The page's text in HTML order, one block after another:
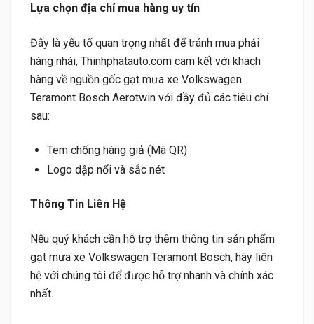
Lựa chọn địa chỉ mua hàng uy tín
Đây là yếu tố quan trọng nhất để tránh mua phải
hàng nhái, Thinhphatauto.com cam kết với khách
hàng về nguồn gốc gạt mưa xe Volkswagen
Teramont Bosch Aerotwin với đầy đủ các tiêu chí
sau:
Tem chống hàng giả (Mã QR)
Logo dập nổi và sắc nét
Thông Tin Liên Hệ
Nếu quý khách cần hỗ trợ thêm thông tin sản phẩm
gạt mưa xe Volkswagen Teramont Bosch, hãy liên
hệ với chúng tôi để được hỗ trợ nhanh và chính xác
nhất.